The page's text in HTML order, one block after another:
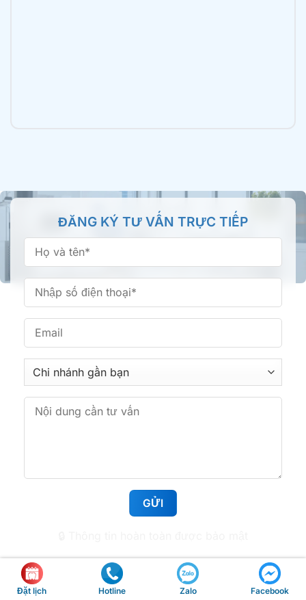
TPHCM
66/16 Bình Thành, Phường Bình Tân, TP.HCM
Nha khoa Tâm Đức Smile – CN Phan Văn Trị,
TPHCM
361 Phan Văn Trị, Phường Bình Lợi Trung, TP.HCM
Nha khoa Tâm Đức Smile – CN Hoàng Văn Thụ,
TPHCM
513 Hoàng Văn Thụ, Phường Tân Sơn Nhất,
TP.HCM
TPHCM
1112 Huỳnh Tấn Phát, Phường Tân Mỹ, TP.HCM
TPHCM
50 Lê Văn Việt, Phường Tăng Nhơn Phú, TP.HCM
ĐĂNG KÝ TƯ VẤN TRỰC TIẾP
Đặt lịch Hotline Zalo Facebook